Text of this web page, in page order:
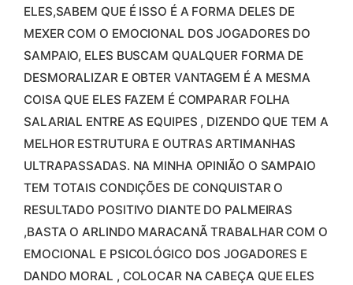
ELES,SABEM QUE É ISSO É A FORMA DELES DE
MEXER COM O EMOCIONAL DOS JOGADORES DO
SAMPAIO, ELES BUSCAM QUALQUER FORMA DE
DESMORALIZAR E OBTER VANTAGEM É A MESMA
COISA QUE ELES FAZEM É COMPARAR FOLHA
SALARIAL ENTRE AS EQUIPES , DIZENDO QUE TEM A
MELHOR ESTRUTURA E OUTRAS ARTIMANHAS
ULTRAPASSADAS. NA MINHA OPINIÃO O SAMPAIO
TEM TOTAIS CONDIÇÕES DE CONQUISTAR O
RESULTADO POSITIVO DIANTE DO PALMEIRAS
,BASTA O ARLINDO MARACANÃ TRABALHAR COM O
EMOCIONAL E PSICOLÓGICO DOS JOGADORES E
DANDO MORAL , COLOCAR NA CABEÇA QUE ELES